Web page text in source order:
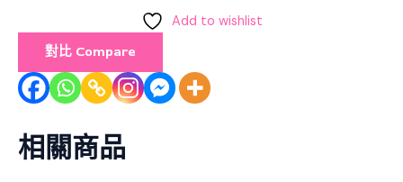
Add to wishlist
對比 Compare
相關商品